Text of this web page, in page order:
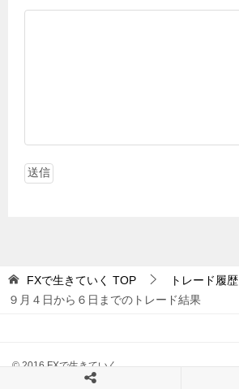
FXで生きていく TOP トレード履歴
９月４日から６日までのトレード結果
© 2016 FXで生きていく